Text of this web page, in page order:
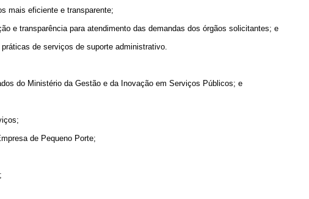
mais eficiente e transparente;
e transparência para atendimento das demandas dos órgãos solicitantes; e
de serviços de suporte administrativo.
do Ministério da Gestão e da Inovação em Serviços Públicos; e
de Pequeno Porte;